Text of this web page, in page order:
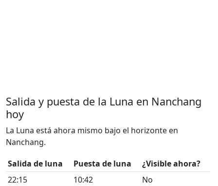
Salida y puesta de la Luna en Nanchang
hoy
La Luna está ahora mismo bajo el horizonte en
Nanchang.
Salida de luna
Puesta de luna
¿Visible ahora?
22:15
10:42 No